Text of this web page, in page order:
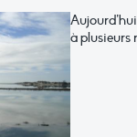
à plusieurs